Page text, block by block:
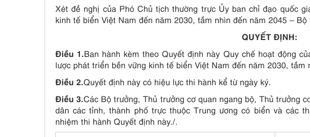
Xét đề nghị của Phó Chủ tịch thường trực Ủy ban chỉ đạo quốc
kinh tế biển Việt Nam đến năm 2030, tầm nhìn đến năm 2045 –
QUYẾT ĐỊNH:
Điều 1.Ban hành kèm theo Quyết định này Quy chế hoạt động
lược phát triển bền vững kinh tế biển Việt Nam đến năm 2030, tầm
Điều 2.Quyết định này có hiệu lực thi hành kể từ ngày ký.
Điều 3.Các Bộ trưởng, Thủ trưởng cơ quan ngang bộ, Thủ trưởng
dân các tỉnh, thành phố trực thuộc Trung ương có biển và các
nhiệm thi hành Quyết định này./.